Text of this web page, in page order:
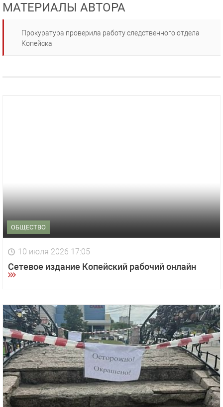
МАТЕРИАЛЫ АВТОРА
Прокуратура проверила работу следственного отдела
Копейска
ОБЩЕСТВО
10 июля 2026 17:05
Сетевое издание Копейский рабочий онлайн